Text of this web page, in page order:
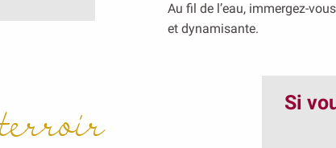
Au fil de l’eau, immergez-
et dynamisante.
Si